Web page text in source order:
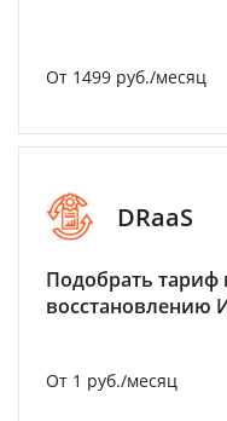
От 1499 руб./месяц
DRaaS
Подобрать
восстановлению
От 1 руб./месяц